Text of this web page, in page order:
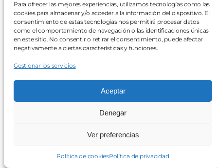
Para ofrecer las mejores experiencias, utilizamos tecnologías como las
cookies para almacenar y/o acceder a la información del dispositivo. El
consentimiento de estas tecnologías nos permitirá procesar datos
como el comportamiento de navegación o las identificaciones únicas
en este sitio. No consentir o retirar el consentimiento, puede afectar
negativamente a ciertas características y funciones.
Gestionar los servicios
Aceptar
Denegar
Ver preferencias
Política de cookiesPolítica de privacidad